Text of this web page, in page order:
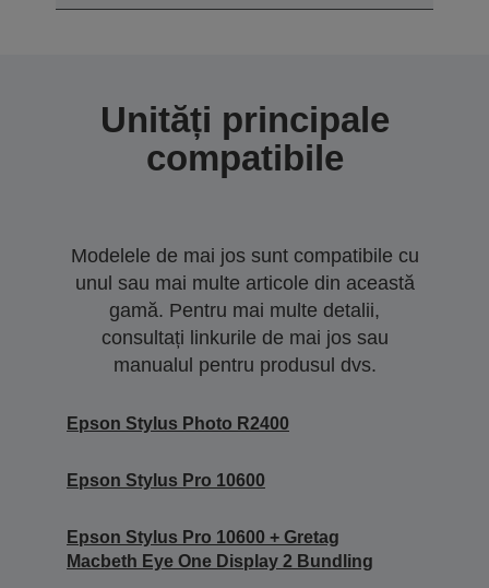
Unități principale
compatibile
Modelele de mai jos sunt compatibile cu
unul sau mai multe articole din această
gamă. Pentru mai multe detalii,
consultați linkurile de mai jos sau
manualul pentru produsul dvs.
Epson Stylus Photo R2400
Epson Stylus Pro 10600
Epson Stylus Pro 10600 + Gretag
Macbeth Eye One Display 2 Bundling